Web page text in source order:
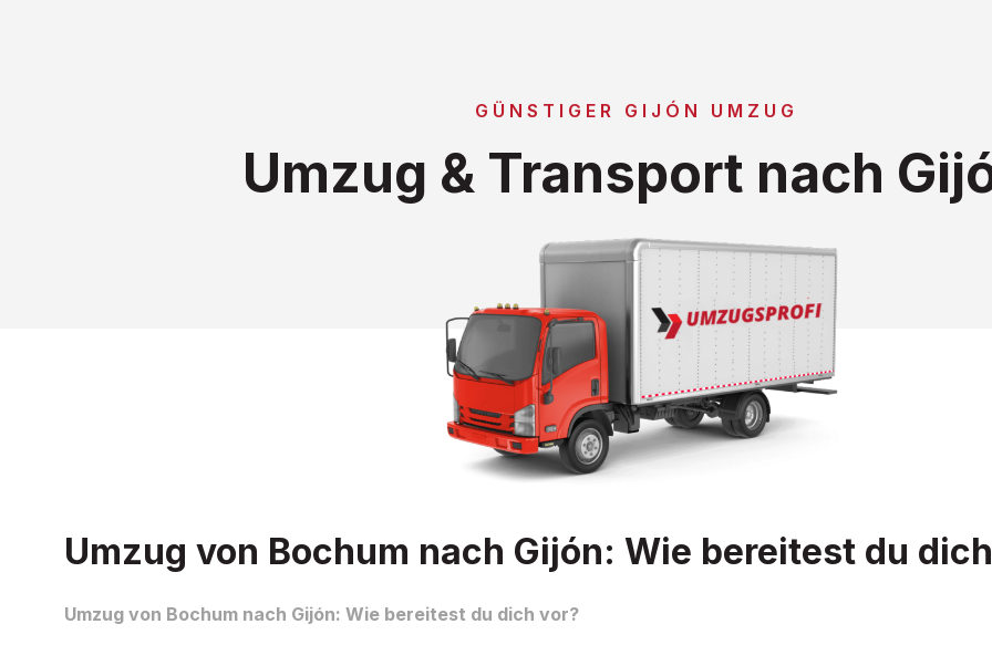
GÜNSTIGER GIJÓN UMZUG
Umzug & Transport nach
Umzug von Bochum nach Gijón: Wie bereitest du
Umzug von Bochum nach Gijón: Wie bereitest du dich vor?